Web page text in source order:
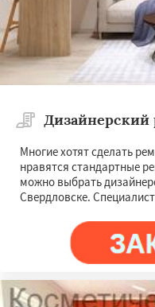
Дизайнерский
Многие хотят сделать
нравятся стандартные
можно выбрать
Свердловске.